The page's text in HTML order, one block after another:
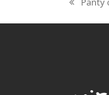
previous
post: